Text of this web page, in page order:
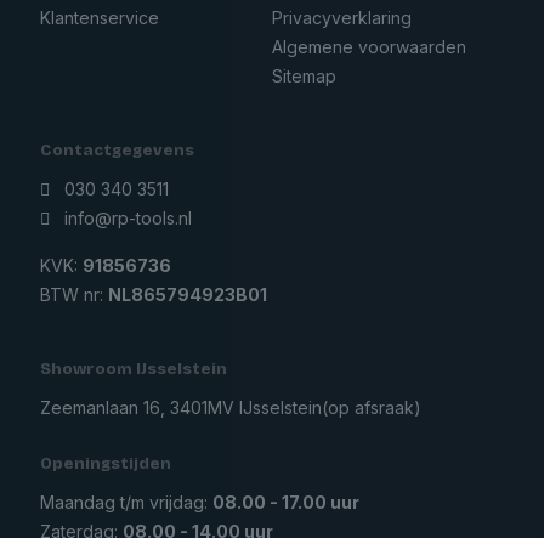
Klantenservice
Privacyverklaring
Algemene voorwaarden
Sitemap
Contactgegevens
030 340 3511
info@rp-tools.nl
KVK: 91856736
BTW nr: NL865794923B01
Showroom IJsselstein
Zeemanlaan 16, 3401MV IJsselstein(op afsraak)
Openingstijden
Maandag t/m vrijdag: 08.00 - 17.00 uur
Zaterdag: 08.00 - 14.00 uur